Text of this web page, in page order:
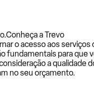
Conheça a Trevo
o acesso aos
fundamentais para que
a
no seu orçamento.